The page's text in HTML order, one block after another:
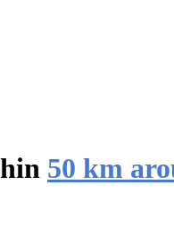
50 km